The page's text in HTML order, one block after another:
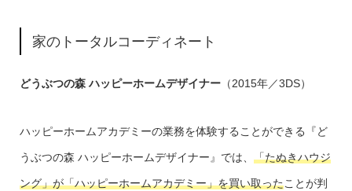
家のトータルコーディネート
どうぶつの森 ハッピーホームデザイナー（2015年／3DS）
ハッピーホームアカデミーの業務を体験することができる『ど
うぶつの森 ハッピーホームデザイナー』では、 「たぬきハウジ
ング」が「ハッピーホームアカデミー」を買い取ったことが判